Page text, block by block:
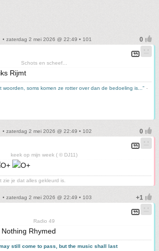
• zaterdag 2 mei 2026 @ 22:49 • 101
Schots en scheef...
Rijmt
woorden, soms komen ze rotter over dan de bedoeling is..." -
• zaterdag 2 mei 2026 @ 22:49 • 102
keek op mijn week ( © DJ11)
zie je dat alles gekleurd is.
• zaterdag 2 mei 2026 @ 22:49 • 103
Radio 49
Rhymed
still come to pass, but the music shall last